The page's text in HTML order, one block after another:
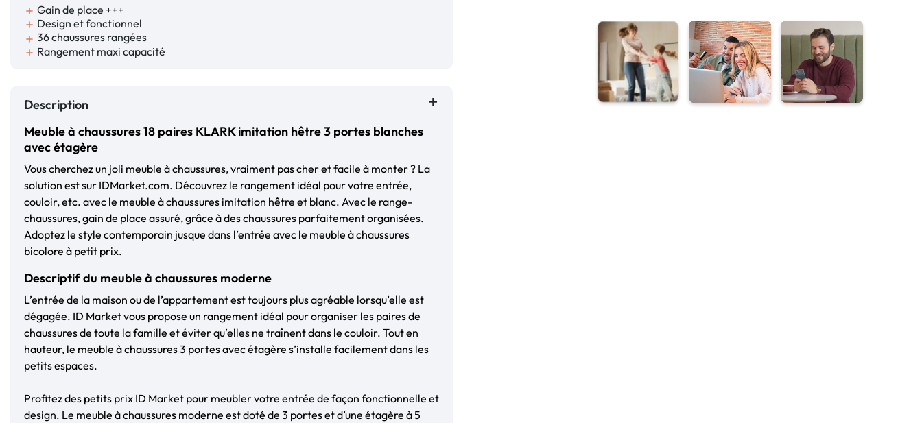
add Gain de place +++
add Design et fonctionnel
add 36 chaussures rangées
add Rangement maxi capacité
Description
Meuble à chaussures 18 paires KLARK imitation hêtre 3 portes blanches
avec étagère
Vous cherchez un joli meuble à chaussures, vraiment pas cher et facile à monter ? La
solution est sur IDMarket.com. Découvrez le rangement idéal pour votre entrée,
couloir, etc. avec le meuble à chaussures imitation hêtre et blanc. Avec le range-
chaussures, gain de place assuré, grâce à des chaussures parfaitement organisées.
Adoptez le style contemporain jusque dans l’entrée avec le meuble à chaussures
bicolore à petit prix.
Descriptif du meuble à chaussures moderne
L’entrée de la maison ou de l’appartement est toujours plus agréable lorsqu’elle est
dégagée. ID Market vous propose un rangement idéal pour organiser les paires de
chaussures de toute la famille et éviter qu’elles ne traînent dans le couloir. Tout en
hauteur, le meuble à chaussures 3 portes avec étagère s’installe facilement dans les
petits espaces.
Profitez des petits prix ID Market pour meubler votre entrée de façon fonctionnelle et
design. Le meuble à chaussures moderne est doté de 3 portes et d’une étagère à 5